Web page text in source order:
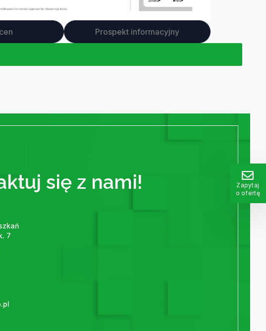
Zapytaj
o ofertę
Prospekt informacyjny
się z nami!
7